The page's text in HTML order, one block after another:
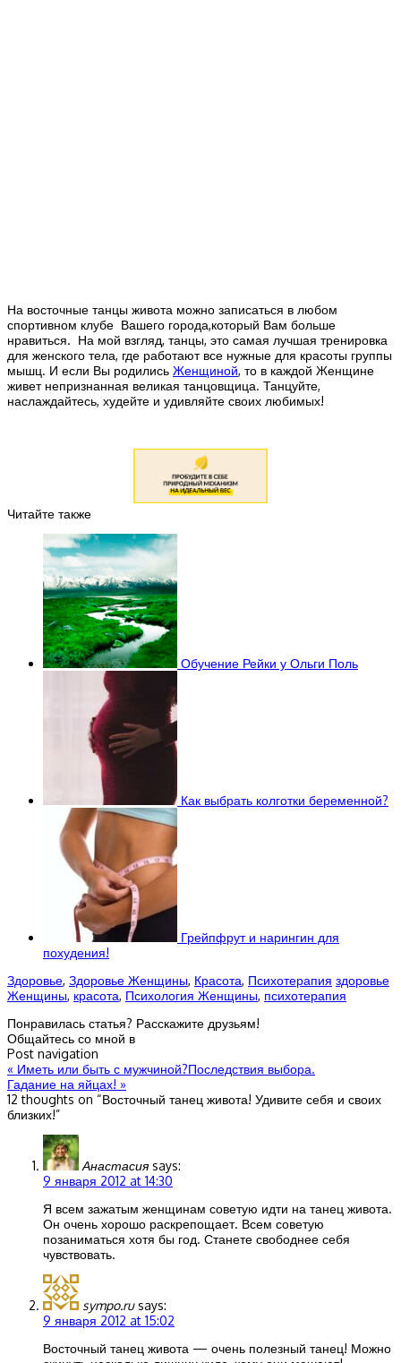
На восточные танцы живота можно записаться в любом
спортивном клубе Вашего города,который Вам больше
нравиться. На мой взгляд, танцы, это самая лучшая тренировка
для женского тела, где работают все нужные для красоты группы
мышц. И если Вы родились Женщиной, то в каждой Женщине
живет непризнанная великая танцовщица. Танцуйте,
наслаждайтесь, худейте и удивляйте своих любимых!
Читайте также
Обучение Рейки у Ольги Поль
Как выбрать колготки беременной?
Грейпфрут и нарингин для
похудения!
Здоровье, Здоровье Женщины, Красота, Психотерапия здоровье
Женщины, красота, Психология Женщины, психотерапия
Понравилась статья? Расскажите друзьям!
Общайтесь со мной в
Post navigation
« Иметь или быть с мужчиной?Последствия выбора.
Гадание на яйцах! »
12 thoughts on “Восточный танец живота! Удивите себя и своих
близких!”
Анастасия says:
9 января 2012 at 14:30
Я всем зажатым женщинам советую идти на танец живота.
Он очень хорошо раскрепощает. Всем советую
позаниматься хотя бы год. Станете свободнее себя
чувствовать.
sympo.ru says:
9 января 2012 at 15:02
Восточный танец живота — очень полезный танец! Можно